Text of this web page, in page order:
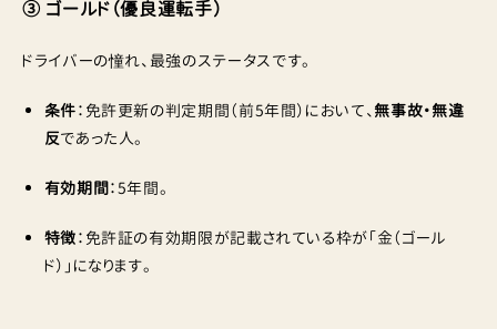
③ ゴールド（優良運転手）
ドライバーの憧れ、最強のステータスです。
条件：免許更新の判定期間（前5年間）において、無事故・無違
反であった人。
有効期間：5年間。
特徴：免許証の有効期限が記載されている枠が「金（ゴール
ド）」になります。